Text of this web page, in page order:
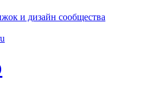
и дизайн сообщества